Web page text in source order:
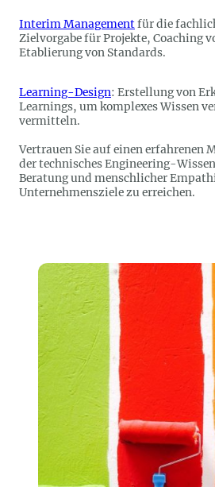
Interim Managementfür die
Zielvorgabe für Projekte, Coaching
Etablierung von Standards.
Learning-Design: Erstellung von
Learnings, um komplexes Wissen
vermitteln.
Vertrauen Sie auf einen erfahrenen
der technisches Engineering-
Beratung und menschlicher
Unternehmensziele zu erreichen.